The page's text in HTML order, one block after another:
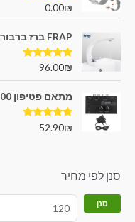
דורג5.00
0.00₪
FRAP ברז ברבור מודרני
דורג5.00
96.00₪
מתאם פטיפון RCA PP500
דורג5.00
52.90₪
סנן לפי מחיר
סנן